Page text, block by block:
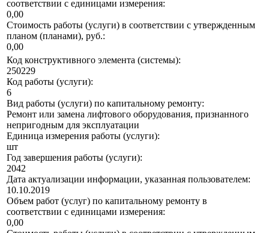
соответствии с единицами измерения:
0,00
Стоимость работы (услуги) в соответствии с утвержденным
планом (планами), руб.:
0,00
Код конструктивного элемента (системы):
250229
Код работы (услуги):
6
Вид работы (услуги) по капитальному ремонту:
Ремонт или замена лифтового оборудования, признанного
непригодным для эксплуатации
Единица измерения работы (услуги):
шт
Год завершения работы (услуги):
2042
Дата актуализации информации, указанная пользователем:
10.10.2019
Объем работ (услуг) по капитальному ремонту в
соответствии с единицами измерения:
0,00